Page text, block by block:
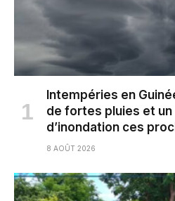
Intempéries en
de fortes pluies et
d’inondation ces
8 AOÛT 2026